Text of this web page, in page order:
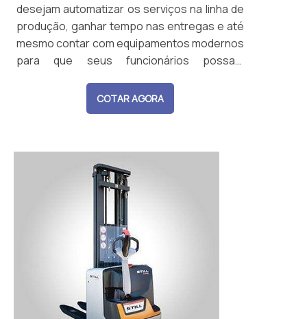
desejam automatizar os serviços na linha de
produção, ganhar tempo nas entregas e até
mesmo contar com equipamentos modernos
para que seus funcionários possam
deste aparelho ofereceElevações
diferenciadas;Excepcional dirigibilidade;Uma
COTAR AGORA